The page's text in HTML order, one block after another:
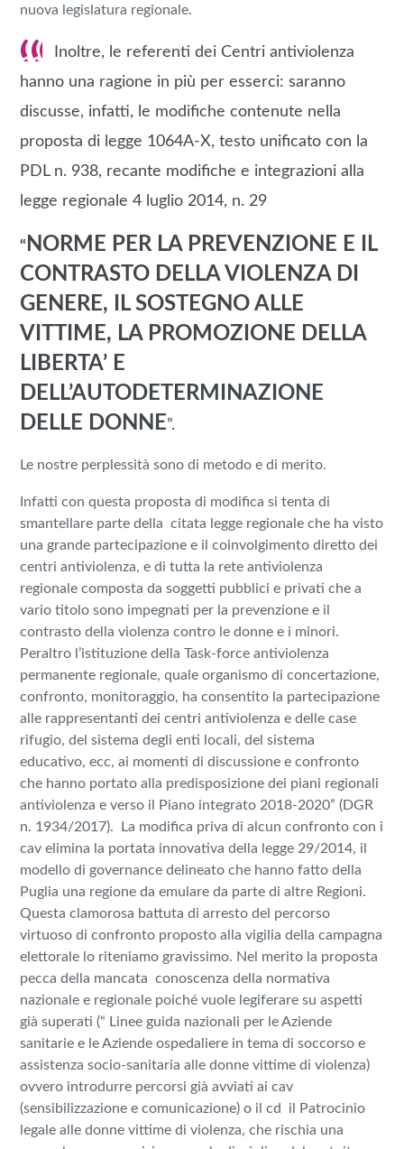
nuova legislatura regionale.
Inoltre, le referenti dei Centri antiviolenza
hanno una ragione in più per esserci: saranno
discusse, infatti, le modifiche contenute nella
proposta di legge 1064A-X, testo unificato con la
PDL n. 938, recante modifiche e integrazioni alla
legge regionale 4 luglio 2014, n. 29
“ NORME PER LA PREVENZIONE E IL
CONTRASTO DELLA VIOLENZA DI
GENERE, IL SOSTEGNO ALLE
VITTIME, LA PROMOZIONE DELLA
LIBERTA’ E
DELL’AUTODETERMINAZIONE
DELLE DONNE”.
Le nostre perplessità sono di metodo e di merito.
Infatti con questa proposta di modifica si tenta di
smantellare parte della citata legge regionale che ha visto
una grande partecipazione e il coinvolgimento diretto dei
centri antiviolenza, e di tutta la rete antiviolenza
regionale composta da soggetti pubblici e privati che a
vario titolo sono impegnati per la prevenzione e il
contrasto della violenza contro le donne e i minori.
Peraltro l’istituzione della Task-force antiviolenza
permanente regionale, quale organismo di concertazione,
confronto, monitoraggio, ha consentito la partecipazione
alle rappresentanti dei centri antiviolenza e delle case
rifugio, del sistema degli enti locali, del sistema
educativo, ecc, ai momenti di discussione e confronto
che hanno portato alla predisposizione dei piani regionali
antiviolenza e verso il Piano integrato 2018-2020” (DGR
n. 1934/2017).
La modifica priva di alcun confronto con i
cav elimina la portata innovativa della legge 29/2014, il
modello di governance delineato che hanno fatto della
Puglia una regione da emulare da parte di altre Regioni.
Questa clamorosa battuta di arresto del percorso
virtuoso di confronto proposto alla vigilia della campagna
elettorale lo riteniamo gravissimo. Nel merito la proposta
pecca della mancata conoscenza della normativa
nazionale e regionale poiché vuole legiferare su aspetti
già superati (“ Linee guida nazionali per le Aziende
sanitarie e le Aziende ospedaliere in tema di soccorso e
assistenza socio-sanitaria alle donne vittime di violenza)
ovvero introdurre percorsi già avviati ai cav
(sensibilizzazione e comunicazione) o il cd
il Patrocinio
legale alle donne vittime di violenza, che rischia una